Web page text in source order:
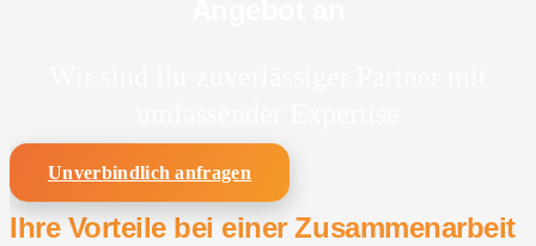
Unverbindlich anfragen
Ihre Vorteile bei einer Zusammenarbeit